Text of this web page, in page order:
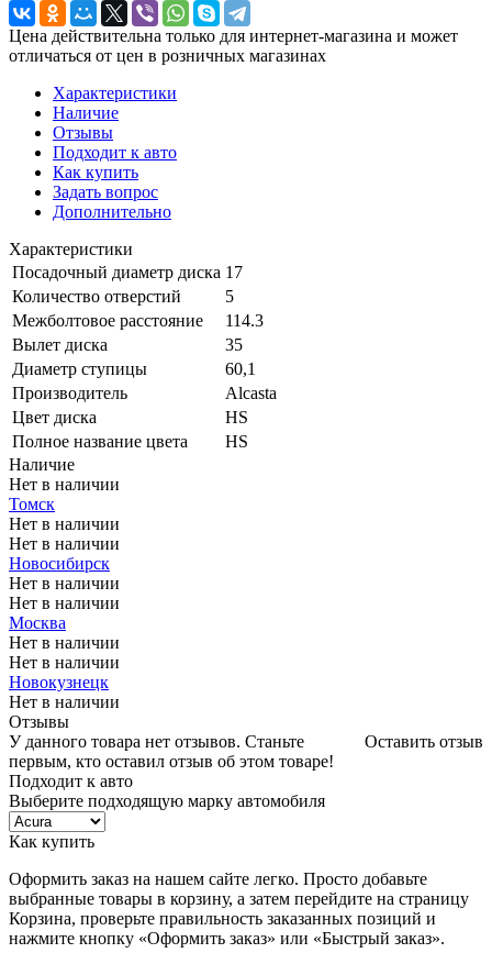
Цена действительна только для интернет-магазина и может
отличаться от цен в розничных магазинах
Характеристики
Наличие
Отзывы
Подходит к авто
Как купить
Задать вопрос
Дополнительно
Характеристики
Посадочный диаметр диска 17
Количество отверстий
5
Межболтовое расстояние
114.3
Вылет диска
35
Диаметр ступицы
60,1
Производитель
Alcasta
Цвет диска
HS
Полное название цвета
HS
Наличие
Нет в наличии
Томск
Нет в наличии
Нет в наличии
Новосибирск
Нет в наличии
Нет в наличии
Москва
Нет в наличии
Нет в наличии
Новокузнецк
Нет в наличии
Отзывы
Оставить отзыв
У данного товара нет отзывов. Станьте
первым, кто оставил отзыв об этом товаре!
Подходит к авто
Выберите подходящую марку автомобиля
Как купить
Оформить заказ на нашем сайте легко. Просто добавьте
выбранные товары в корзину, а затем перейдите на страницу
Корзина, проверьте правильность заказанных позиций и
нажмите кнопку «Оформить заказ» или «Быстрый заказ».